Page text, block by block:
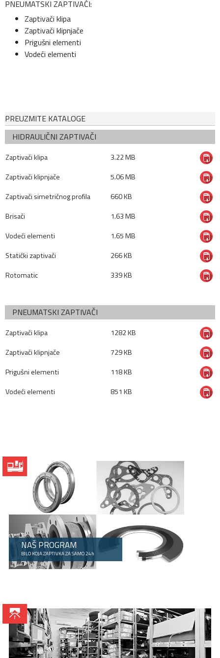
PNEUMATSKI ZAPTIVAČI:
Zaptivači klipa
Zaptivači klipnjače
Prigušni elementi
Vodeći elementi
PREUZMITE KATALOGE
HIDRAULIČNI ZAPTIVAČI
Zaptivači klipa
3.22 MB
Zaptivači klipnjače
5.06 MB
Zaptivači simetričnog profila
660 KB
Brisači
1.63 MB
Vodeći elementi
1.65 MB
Statički zaptivači
266 KB
Rotomatic
339 KB
PNEUMATSKI ZAPTIVAČI
Zaptivači klipa
1282 KB
Zaptivači klipnjače
729 KB
Prigušni elementi
118 KB
Vodeći elementi
851 KB
NAŠ PROGRAM
BILO KOJA ZAPTIVKA ZA SAMO 24h